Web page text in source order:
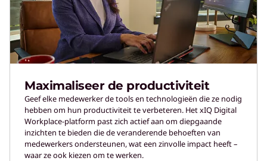
Maximaliseer de productiviteit
Geef elke medewerker de tools en technologieën die ze nodig
hebben om hun productiviteit te verbeteren. Het xIQ Digital
Workplace-platform past zich actief aan om diepgaande
inzichten te bieden die de veranderende behoeften van
medewerkers ondersteunen, wat een zinvolle impact heeft –
waar ze ook kiezen om te werken.